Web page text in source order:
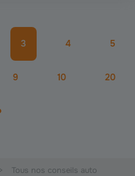
3 4 5
9 10 20
Tous nos conseils auto